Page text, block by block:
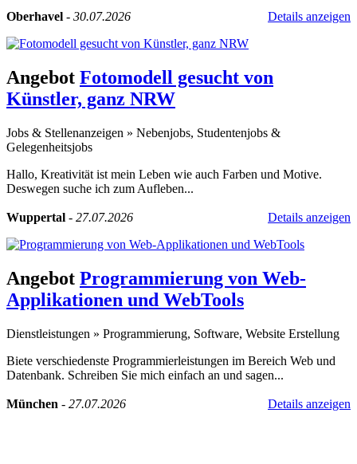
Oberhavel - 30.07.2026 Details anzeigen
Angebot Fotomodell gesucht von
Künstler, ganz NRW
Jobs & Stellenanzeigen » Nebenjobs, Studentenjobs &
Gelegenheitsjobs
Hallo, Kreativität ist mein Leben wie auch Farben und Motive.
Deswegen suche ich zum Aufleben...
Wuppertal - 27.07.2026 Details anzeigen
Angebot Programmierung von Web-
Applikationen und WebTools
Dienstleistungen » Programmierung, Software, Website Erstellung
Biete verschiedenste Programmierleistungen im Bereich Web und
Datenbank. Schreiben Sie mich einfach an und sagen...
München - 27.07.2026 Details anzeigen